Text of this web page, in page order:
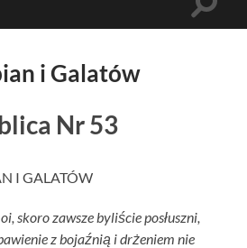
Toggle
i Galatów
Nr 53
I GALATÓW
skoro zawsze byliście posłuszni,
z bojaźnią i drżeniem nie